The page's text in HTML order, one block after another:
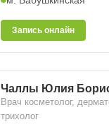
Запись онлайн
Чаллы Юлия
Врач косметолог,
трихолог